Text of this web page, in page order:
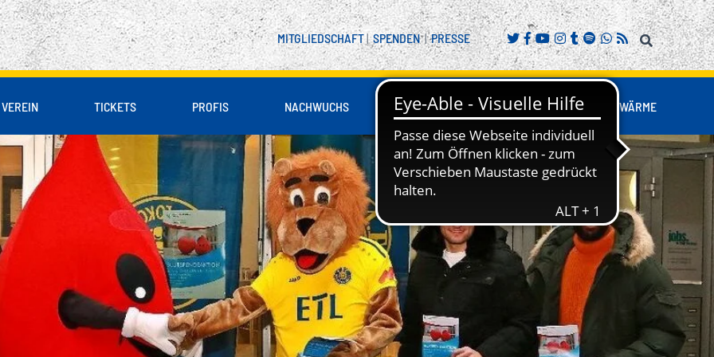
MITGLIEDSCHAFT|SPENDEN|PRESSE
VEREIN
UNSER LEITBILD BREITENSPORT
TICKETS PROFIS NACHWUCHS FANS BUSINESS
PARTNER
NESTWÄRME